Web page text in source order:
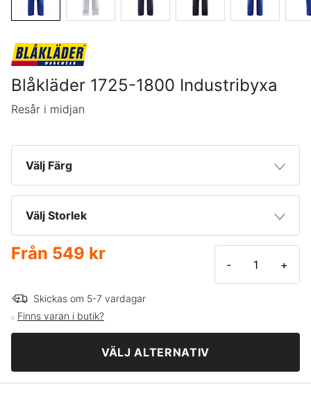
Blåkläder 1725-1800 Industribyxa
Resår i midjan
Välj Färg
Vit
Svart
Välj Storlek
C44
C46
C48
C50
Från 549 kr
- +
Skickas om 5-7 vardagar
Finns varan i butik?
VÄLJ ALTERNATIV